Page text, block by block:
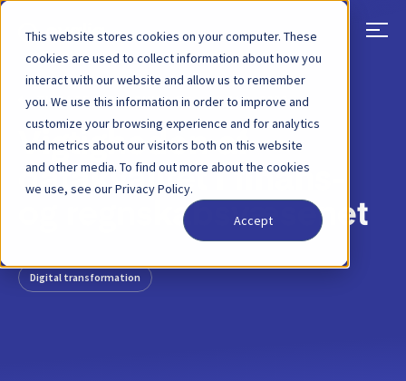
This website stores cookies on your computer. These
cookies are used to collect information about how you
interact with our website and allow us to remember
you. We use this information in order to improve and
customize your browsing experience and for analytics
and metrics about our visitors both on this website
and other media. To find out more about the cookies
we use, see our Privacy Policy.
Accept
TILBAGE BLOGINDLÆG 12 JAN, 2022
Vigtigheden af
datakvalitet i finans-
og regnskabsvæsenet
Digital transformation